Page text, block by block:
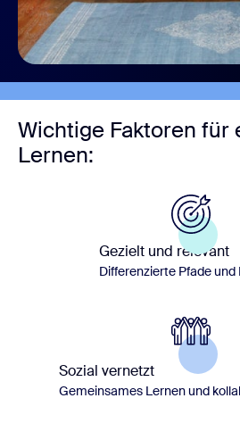
Wichtige Faktoren für
Lernen:
Gezielt und relevant
Differenzierte Pfade und
Sozial vernetzt
Gemeinsames Lernen und